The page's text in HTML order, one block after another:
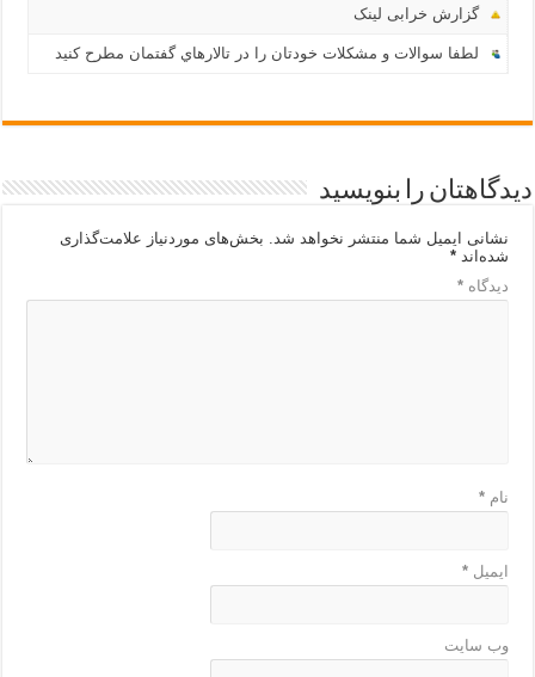
گزارش خرابی لینک
لطفا سوالات و مشکلات خودتان را در تالارهاي گفتمان مطرح کنید
دیدگاهتان را بنویسید
نشانی ایمیل شما منتشر نخواهد شد. بخش‌های موردنیاز علامت‌گذاری
شده‌اند*
دیدگاه*
نام*
ایمیل*
وب‌ سایت